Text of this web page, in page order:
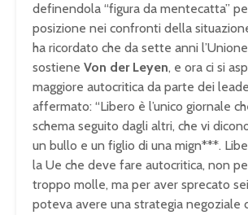
definendola “figura da mentecatta”
posizione nei confronti della
ha ricordato che da sette anni
sostiene Von der Leyen, e ora ci si
maggiore autocritica da parte dei
affermato: “Libero è l’unico giornale
schema seguito dagli altri, che vi
un bullo e un figlio di una mign***.
la Ue che deve fare autocritica, non
troppo molle, ma per aver sprecato
poteva avere una strategia negoziale